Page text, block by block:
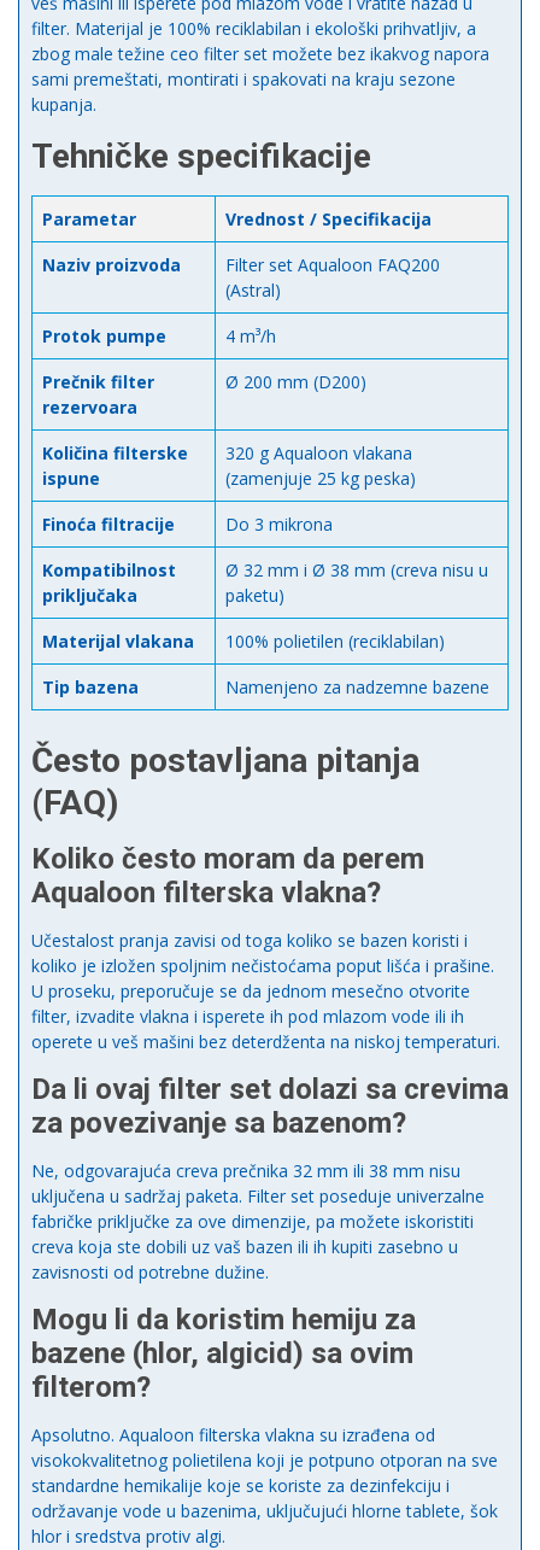
filter. Materijal je 100% reciklabilan i ekološki prihvatljiv, a
zbog male težine ceo filter set možete bez ikakvog napora
sami premeštati, montirati i spakovati na kraju sezone
kupanja.
Tehničke specifikacije
Parametar
Vrednost / Specifikacija
Naziv proizvoda
Filter set Aqualoon FAQ200
(Astral)
Protok pumpe
4 m³/h
Prečnik filter
rezervoara
Ø 200 mm (D200)
Količina filterske
ispune
320 g Aqualoon vlakana
(zamenjuje 25 kg peska)
Finoća filtracije
Do 3 mikrona
Kompatibilnost
priključaka
Ø 32 mm i Ø 38 mm (creva nisu u
paketu)
Materijal vlakana
100% polietilen (reciklabilan)
Tip bazena
Namenjeno za nadzemne bazene
Često postavljana pitanja
(FAQ)
Koliko često moram da perem
Aqualoon filterska vlakna?
Učestalost pranja zavisi od toga koliko se bazen koristi i
koliko je izložen spoljnim nečistoćama poput lišća i prašine.
U proseku, preporučuje se da jednom mesečno otvorite
filter, izvadite vlakna i isperete ih pod mlazom vode ili ih
operete u veš mašini bez deterdženta na niskoj temperaturi.
Da li ovaj filter set dolazi sa crevima
za povezivanje sa bazenom?
Ne, odgovarajuća creva prečnika 32 mm ili 38 mm nisu
uključena u sadržaj paketa. Filter set poseduje univerzalne
fabričke priključke za ove dimenzije, pa možete iskoristiti
creva koja ste dobili uz vaš bazen ili ih kupiti zasebno u
zavisnosti od potrebne dužine.
Mogu li da koristim hemiju za
bazene (hlor, algicid) sa ovim
filterom?
Apsolutno. Aqualoon filterska vlakna su izrađena od
visokokvalitetnog polietilena koji je potpuno otporan na sve
standardne hemikalije koje se koriste za dezinfekciju i
održavanje vode u bazenima, uključujući hlorne tablete, šok
hlor i sredstva protiv algi.